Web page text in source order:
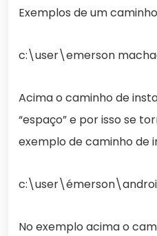
Exemplos de um
c:\user\emerson
Acima o caminho de
“espaço” e por isso se
exemplo de caminho de
No exemplo acima o